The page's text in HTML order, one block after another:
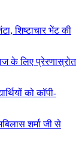
शिष्टाचार भेंट की
के लिए प्रेरणास्रोत
को कॉपी-
शर्मा जी से